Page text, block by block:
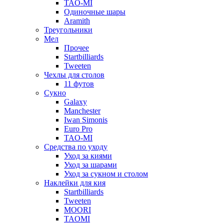
TAO-MI
Одиночные шары
Aramith
Треугольники
Мел
Прочее
Startbilliards
Tweeten
Чехлы для столов
11 футов
Сукно
Galaxy
Manchester
Iwan Simonis
Euro Pro
TAO-MI
Средства по уходу
Уход за киями
Уход за шарами
Уход за сукном и столом
Наклейки для кия
Startbilliards
Tweeten
MOORI
TAOMI